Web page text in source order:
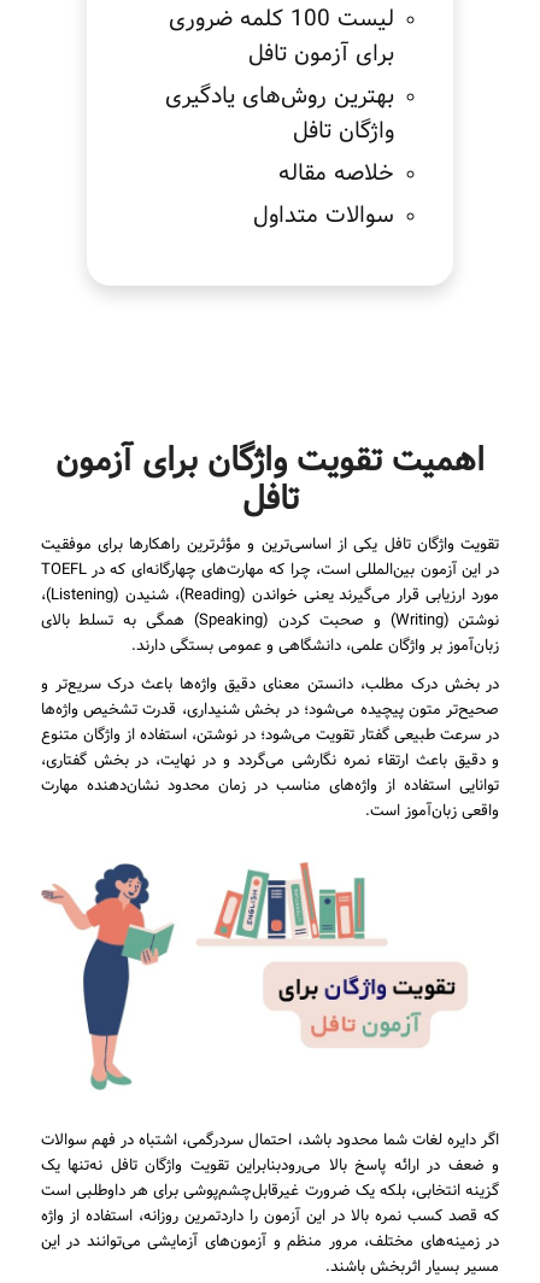
لیست 100 کلمه ضروری
برای آزمون تافل
بهترین روش‌های یادگیری
واژگان تافل
خلاصه مقاله
سوالات متداول
اهمیت تقویت واژگان برای آزمون
تافل
تقویت واژگان تافل یکی از اساسی‌ترین و مؤثرترین راهکارها برای موفقیت
در این آزمون بین‌المللی است، چرا که مهارت‌های چهارگانه‌ای که در TOEFL
مورد ارزیابی قرار می‌گیرند یعنی خواندن (Reading)، شنیدن (Listening)،
نوشتن (Writing) و صحبت کردن (Speaking) همگی به تسلط بالای
زبان‌آموز بر واژگان علمی، دانشگاهی و عمومی بستگی دارند.
در بخش درک مطلب، دانستن معنای دقیق واژه‌ها باعث درک سریع‌تر و
صحیح‌تر متون پیچیده می‌شود؛ در بخش شنیداری، قدرت تشخیص واژه‌ها
در سرعت طبیعی گفتار تقویت می‌شود؛ در نوشتن، استفاده از واژگان متنوع
و دقیق باعث ارتقاء نمره نگارشی می‌گردد و در نهایت، در بخش گفتاری،
توانایی استفاده از واژه‌های مناسب در زمان محدود نشان‌دهنده مهارت
واقعی زبان‌آموز است.
اگر دایره لغات شما محدود باشد، احتمال سردرگمی، اشتباه در فهم سوالات
و ضعف در ارائه پاسخ بالا می‌رودبنابراین تقویت واژگان تافل نه‌تنها یک
گزینه انتخابی، بلکه یک ضرورت غیرقابل‌چشم‌پوشی برای هر داوطلبی است
که قصد کسب نمره بالا در این آزمون را داردتمرین روزانه، استفاده از واژه
در زمینه‌های مختلف، مرور منظم و آزمون‌های آزمایشی می‌توانند در این
مسیر بسیار اثربخش باشند.